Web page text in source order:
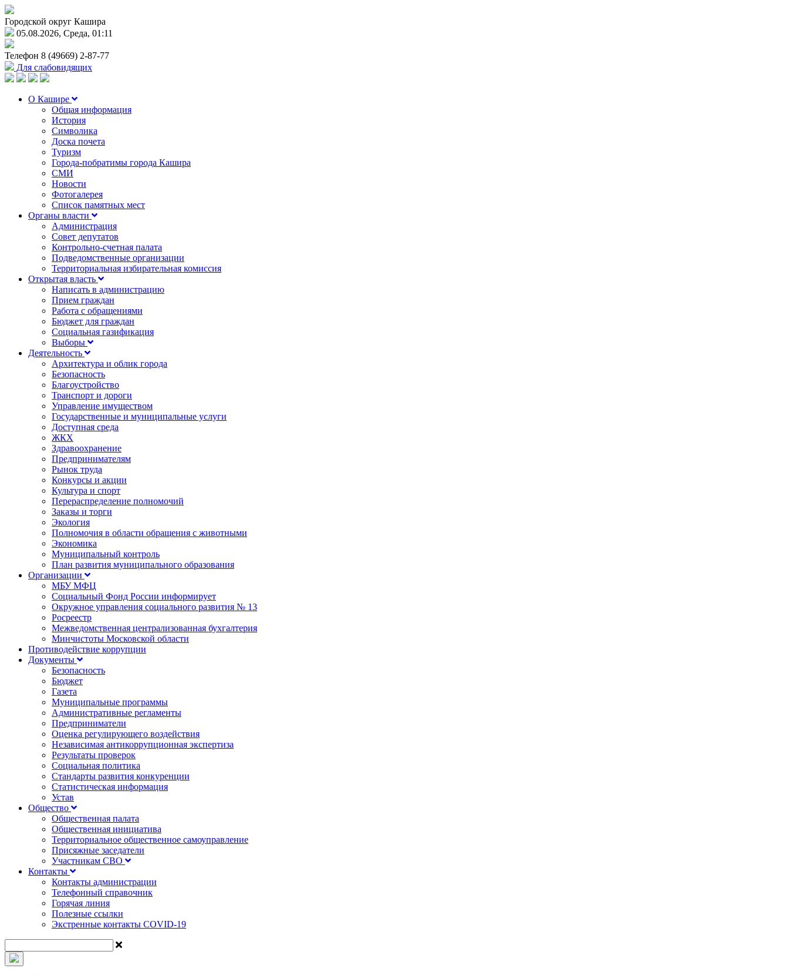
Городской округ Кашира
05.08.2026, Среда, 01:11
Телефон 8 (49669) 2-87-77
Для слабовидящих
О Кашире
Общая информация
История
Символика
Доска почета
Туризм
Города-побратимы города Кашира
СМИ
Новости
Фотогалерея
Список памятных мест
Органы власти
Администрация
Совет депутатов
Контрольно-счетная палата
Подведомственные организации
Территориальная избирательная комиссия
Открытая власть
Написать в администрацию
Прием граждан
Работа с обращениями
Бюджет для граждан
Социальная газификация
Выборы
Деятельность
Архитектура и облик города
Безопасность
Благоустройство
Транспорт и дороги
Управление имуществом
Государственные и муниципальные услуги
Доступная среда
ЖКХ
Здравоохранение
Предпринимателям
Рынок труда
Конкурсы и акции
Культура и спорт
Перераспределение полномочий
Заказы и торги
Экология
Полномочия в области обращения с животными
Экономика
Муниципальный контроль
План развития муниципального образования
Организации
МБУ МФЦ
Социальный Фонд России информирует
Окружное управления социального развития № 13
Росреестр
Межведомственная централизованная бухгалтерия
Минчистоты Московской области
Противодействие коррупции
Документы
Безопасность
Бюджет
Газета
Муниципальные программы
Административные регламенты
Предприниматели
Оценка регулирующего воздействия
Независимая антикоррупционная экспертиза
Результаты проверок
Социальная политика
Стандарты развития конкуренции
Статистическая информация
Устав
Общество
Общественная палата
Общественная инициатива
Территориальное общественное самоуправление
Присяжные заседатели
Участникам СВО
Контакты
Контакты администрации
Телефонный справочник
Горячая линия
Полезные ссылки
Экстренные контакты COVID-19